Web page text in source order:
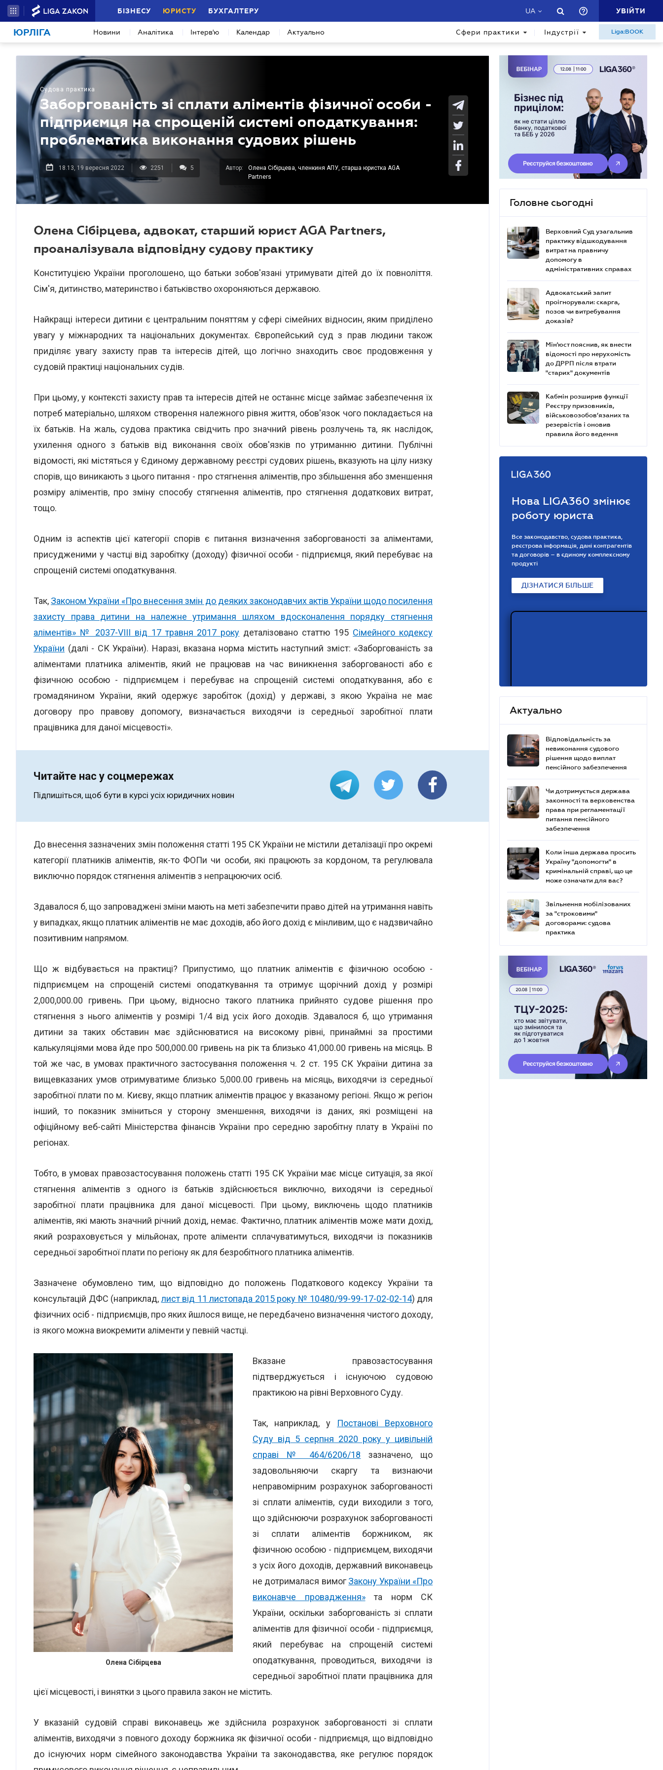
БІЗНЕСУ ЮРИСТУ БУХГАЛТЕРУ UA УВІЙТИ
ЮРЛІГА Новини Аналітика Інтерв'ю Календар Актуально Сфери практики Індустрії Liga:BOOK
Судова практика
Заборгованість зі сплати аліментів фізичної особи -
підприємця на спрощеній системі оподаткування:
проблематика виконання судових рішень
18.13, 19 вересня 2022 2251 5 Автор:
Олена Сібірцева, членкиня АПУ, старша юристка AGA
Partners
Олена Сібірцева, адвокат, старший юрист AGA Partners,
проаналізувала відповідну судову практику
Конституцією України проголошено, що батьки зобов'язані утримувати дітей до їх повноліття.
Сім'я, дитинство, материнство і батьківство охороняються державою.
Найкращі інтереси дитини є центральним поняттям у сфері сімейних відносин, яким приділено
увагу у міжнародних та національних документах. Європейський суд з прав людини також
приділяє увагу захисту прав та інтересів дітей, що логічно знаходить своє продовження у
судовій практиці національних судів.
При цьому, у контексті захисту прав та інтересів дітей не останнє місце займає забезпечення їх
потреб матеріально, шляхом створення належного рівня життя, обов'язок чого покладається на
їх батьків. На жаль, судова практика свідчить про значний рівень розлучень та, як наслідок,
ухилення одного з батьків від виконання своїх обов'язків по утриманню дитини. Публічні
відомості, які містяться у Єдиному державному реєстрі судових рішень, вказують на цілу низку
спорів, що виникають з цього питання - про стягнення аліментів, про збільшення або зменшення
розміру аліментів, про зміну способу стягнення аліментів, про стягнення додаткових витрат,
тощо.
Одним із аспектів цієї категорії спорів є питання визначення заборгованості за аліментами,
присудженими у частці від заробітку (доходу) фізичної особи - підприємця, який перебуває на
спрощеній системі оподаткування.
Так, Законом України «Про внесення змін до деяких законодавчих актів України щодо посилення
захисту права дитини на належне утримання шляхом вдосконалення порядку стягнення
аліментів» № 2037-VIII від 17 травня 2017 року деталізовано статтю 195 Сімейного кодексу
України (далі - СК України). Наразі, вказана норма містить наступний зміст: «Заборгованість за
аліментами платника аліментів, який не працював на час виникнення заборгованості або є
фізичною особою - підприємцем і перебуває на спрощеній системі оподаткування, або є
громадянином України, який одержує заробіток (дохід) у державі, з якою Україна не має
договору про правову допомогу, визначається виходячи із середньої заробітної плати
працівника для даної місцевості».
Читайте нас у соцмережах
Підпишіться, щоб бути в курсі усіх юридичних новин
До внесення зазначених змін положення статті 195 СК України не містили деталізації про окремі
категорії платників аліментів, як-то ФОПи чи особи, які працюють за кордоном, та регулювала
виключно порядок стягнення аліментів з непрацюючих осіб.
Здавалося б, що запроваджені зміни мають на меті забезпечити право дітей на утримання навіть
у випадках, якщо платник аліментів не має доходів, або його дохід є мінливим, що є надзвичайно
позитивним напрямом.
Що ж відбувається на практиці? Припустимо, що платник аліментів є фізичною особою -
підприємцем на спрощеній системі оподаткування та отримує щорічний дохід у розмірі
2,000,000.00 гривень. При цьому, відносно такого платника прийнято судове рішення про
стягнення з нього аліментів у розмірі 1/4 від усіх його доходів. Здавалося б, що утримання
дитини за таких обставин має здійснюватися на високому рівні, принаймні за простими
калькуляціями мова йде про 500,000.00 гривень на рік та близько 41,000.00 гривень на місяць. В
той же час, в умовах практичного застосування положення ч. 2 ст. 195 СК України дитина за
вищевказаних умов отримуватиме близько 5,000.00 гривень на місяць, виходячи із середньої
заробітної плати по м. Києву, якщо платник аліментів працює у вказаному регіоні. Якщо ж регіон
інший, то показник зміниться у сторону зменшення, виходячи із даних, які розміщені на
офіційному веб-сайті Міністерства фінансів України про середню заробітну плату в Україні по
регіонах.
Тобто, в умовах правозастосування положень статті 195 СК України має місце ситуація, за якої
стягнення аліментів з одного із батьків здійснюється виключно, виходячи із середньої
заробітної плати працівника для даної місцевості. При цьому, виключень щодо платників
аліментів, які мають значний річний дохід, немає. Фактично, платник аліментів може мати дохід,
який розраховується у мільйонах, проте аліменти сплачуватимуться, виходячи із показників
середньої заробітної плати по регіону як для безробітного платника аліментів.
Зазначене обумовлено тим, що відповідно до положень Податкового кодексу України та
консультацій ДФС (наприклад, лист від 11 листопада 2015 року № 10480/99-99-17-02-02-14) для
фізичних осіб - підприємців, про яких йшлося вище, не передбачено визначення чистого доходу,
із якого можна виокремити аліменти у певній частці.
Олена Сібірцева
Вказане правозастосування
підтверджується і існуючою судовою
практикою на рівні Верховного Суду.
Так, наприклад, у Постанові Верховного
Суду від 5 серпня 2020 року у цивільній
справі № 464/6206/18 зазначено, що
задовольняючи скаргу та визнаючи
неправомірним розрахунок заборгованості
зі сплати аліментів, суди виходили з того,
що здійснюючи розрахунок заборгованості
зі сплати аліментів боржником, як
фізичною особою - підприємцем, виходячи
з усіх його доходів, державний виконавець
не дотрималася вимог Закону України «Про
виконавче провадження»та норм СК
України, оскільки заборгованість зі сплати
аліментів для фізичної особи - підприємця,
який перебуває на спрощеній системі
оподаткування, проводиться, виходячи із
середньої заробітної плати працівника для
цієї місцевості, і винятки з цього правила закон не містить.
У вказаній судовій справі виконавець же здійснила розрахунок заборгованості зі сплати
аліментів, виходячи з повного доходу боржника як фізичної особи - підприємця, що відповідно
до існуючих норм сімейного законодавства України та законодавства, яке регулює порядок
Головне сьогодні
Верховний Суд узагальнив
практику відшкодування
витрат на правничу
допомогу в
адміністративних справах
Адвокатський запит
проігнорували: скарга,
позов чи витребування
доказів?
Мін'юст пояснив, як внести
відомості про нерухомість
до ДРРП після втрати
"старих" документів
Кабмін розширив функції
Реєстру призовників,
військовозобов’язаних та
резервістів і оновив
правила його ведення
Нова LIGA360 змінює
роботу юриста
Все законодавство, судова практика,
реєстрова інформація, дані контрагентів
та договорів – в єдиному комплексному
продукті
ДІЗНАТИСЯ БІЛЬШЕ
Актуально
Відповідальність за
невиконання судового
рішення щодо виплат
пенсійного забезпечення
Чи дотримується держава
законності та верховенства
права при регламентації
питання пенсійного
забезпечення
Коли інша держава просить
Україну "допомогти" в
кримінальній справі, що це
може означати для вас?
Звільнення мобілізованих
за "строковими"
договорами: судова
практика